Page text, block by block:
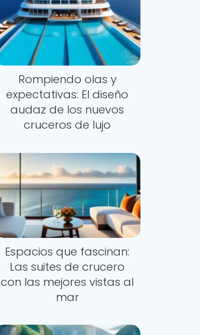
Rompiendo olas y
expectativas: El diseño
audaz de los nuevos
cruceros de lujo
Espacios que fascinan:
Las suites de crucero
con las mejores vistas al
mar